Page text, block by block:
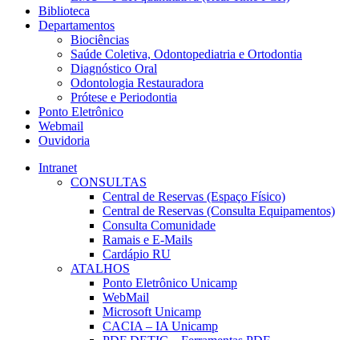
Biblioteca
Departamentos
Biociências
Saúde Coletiva, Odontopediatria e Ortodontia
Diagnóstico Oral
Odontologia Restauradora
Prótese e Periodontia
Ponto Eletrônico
Webmail
Ouvidoria
Intranet
CONSULTAS
Central de Reservas (Espaço Físico)
Central de Reservas (Consulta Equipamentos)
Consulta Comunidade
Ramais e E-Mails
Cardápio RU
ATALHOS
Ponto Eletrônico Unicamp
WebMail
Microsoft Unicamp
CACIA – IA Unicamp